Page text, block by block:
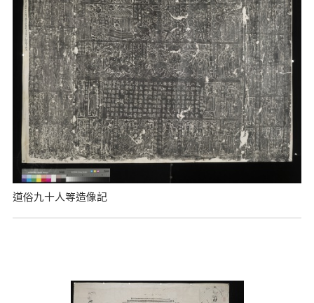
道俗九十人等造像記